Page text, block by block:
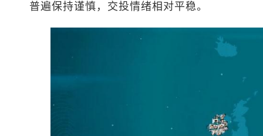
普遍保持谨慎，交投情绪相对平稳。